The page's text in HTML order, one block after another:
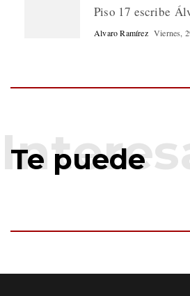
Piso 17 escribe
Alvaro Ramírez Viernes,
Te puede